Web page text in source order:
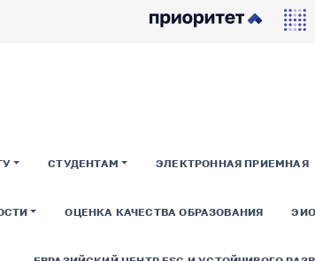
СТУДЕНТАМ ЭЛЕКТРОННАЯ ПРИЕМНАЯ
ОЦЕНКА КАЧЕСТВА ОБРАЗОВАНИЯ